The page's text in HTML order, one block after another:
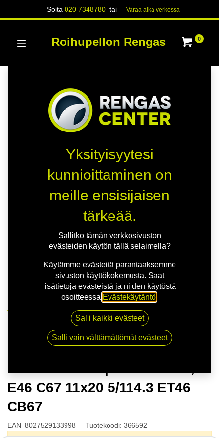
Soita020 7348780 tai Varaa aika verk​​​​ossa
Roihupellon Rengas 0
OZ HYPER GT | 11X20 5-114,3 E46 C67 11x20 5/114.3
ET46 CB67
E46 C67 11x20 5/114.3 ET46
CB67
EAN: 8027529133998 Tuotekoodi: 366592
Yksityisyytesi
kunnioittaminen on
meille ensisijaisen
tärkeää.
Sallitko tämän verkkosivuston
evästeiden käytön tällä selaimella?
Käytämme evästeitä parantaaksemme
sivuston käyttökokemusta. Saat
lisätietoja evästeistä ja niiden käytöstä
osoitteessa Evästekäytäntö
Salli kaikki evästeet
Salli vain välttämättömät evästeet